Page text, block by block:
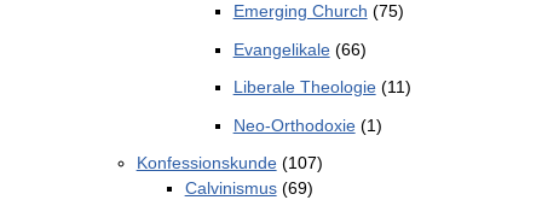
Emerging Church (75)
Evangelikale(66)
Liberale Theologie(11)
Neo-Orthodoxie(1)
Konfessionskunde(107)
Calvinismus(69)